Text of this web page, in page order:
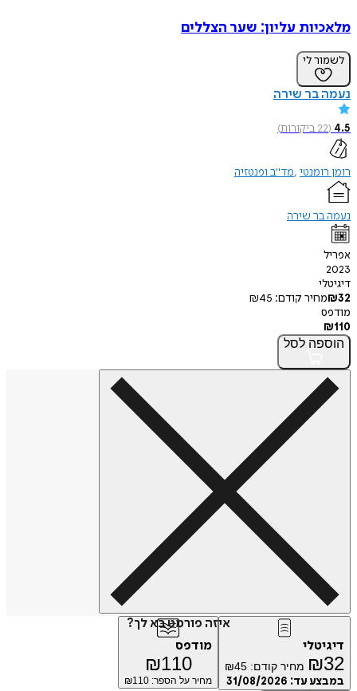
מלאכיות עליון: שער הצללים
לשמור לי
נעמה בר שירה
4.5
(
22ביקורות)
רומן רומנטי מד"ב ופנטזיה
נעמה בר שירה
אפריל
2023
דיגיטלי
₪32 מחיר קודם: ₪45
מודפס
₪110
הוספה לסל
איזה פורמט בא לך?
דיגיטלי
₪32 מחיר קודם: ₪45
במבצע עד: 31/08/2026
מודפס
₪110
מחיר על הספר: ₪ 110